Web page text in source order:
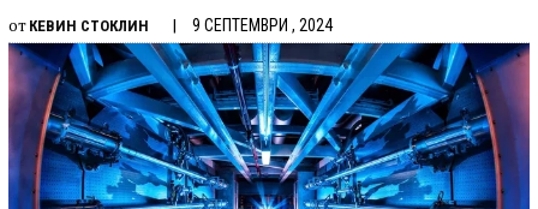
от КЕВИН СТОКЛИН 9 СЕПТЕМВРИ , 2024